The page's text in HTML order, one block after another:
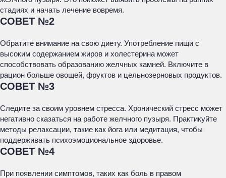
стадиях и начать лечение вовремя.
СОВЕТ №2
Обратите внимание на свою диету. Употребление пищи с
высоким содержанием жиров и холестерина может
способствовать образованию желчных камней. Включите в
рацион больше овощей, фруктов и цельнозерновых продуктов.
СОВЕТ №3
Следите за своим уровнем стресса. Хронический стресс может
негативно сказаться на работе желчного пузыря. Практикуйте
методы релаксации, такие как йога или медитация, чтобы
поддерживать психоэмоциональное здоровье.
СОВЕТ №4
При появлении симптомов, таких как боль в правом